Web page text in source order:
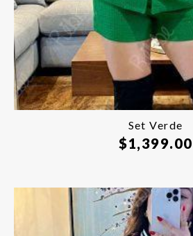
Set Verde
$1,399.00